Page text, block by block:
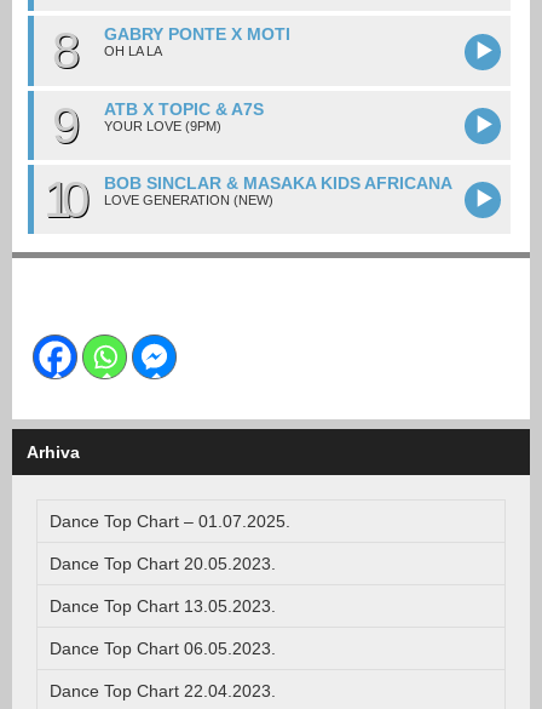
8 GABRY PONTE X MOTI
OH LA LA
9 ATB X TOPIC & A7S
YOUR LOVE (9PM)
10 BOB SINCLAR & MASAKA KIDS AFRICANA
LOVE GENERATION (NEW)
Arhiva
Dance Top Chart – 01.07.2025.
Dance Top Chart 20.05.2023.
Dance Top Chart 13.05.2023.
Dance Top Chart 06.05.2023.
Dance Top Chart 22.04.2023.